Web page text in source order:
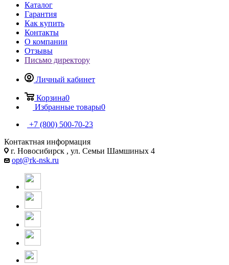
Каталог
Гарантия
Как купить
Контакты
О компании
Отзывы
Письмо директору
Личный кабинет
Корзина0
Избранные товары0
+7 (800) 500-70-23
Контактная информация
г. Новосибирск , ул. Семьи Шамшиных 4
opt@rk-nsk.ru